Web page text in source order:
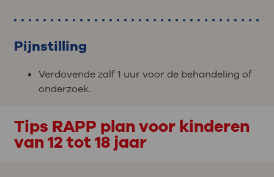
Pijnstilling
Verdovende zalf 1 uur voor de behandeling of
onderzoek.
Tips RAPP plan voor kinderen
van 12 tot 18 jaar